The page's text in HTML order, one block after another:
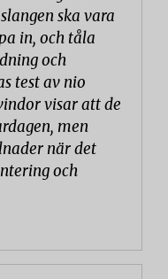
ska vara
in, och tåla
och
test av nio
visar att de
men
när det
och